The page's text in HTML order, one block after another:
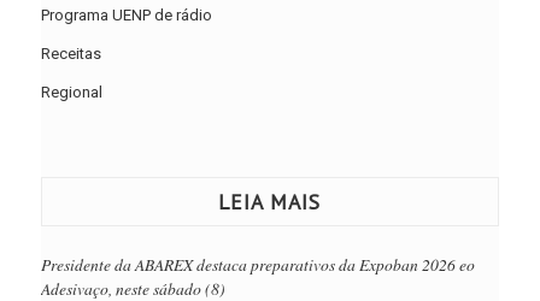
Programa UENP de rádio
Receitas
Regional
LEIA MAIS
Presidente da ABAREX destaca preparativos da Expoban 2026 eo
Adesivaço, neste sábado (8)